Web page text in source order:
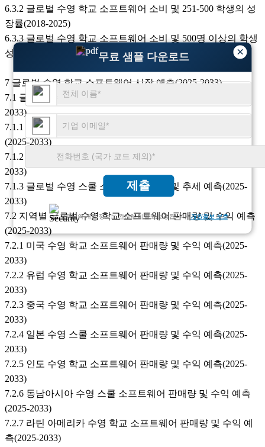
×
무료 샘플 다운로드
제출
고객님의 개인 정보는 완전히 비밀로 보장됩니다.개인정보 보호
6.3.2 글로벌 수영 학교 소프트웨어 소비 및 251-500 학생의 성
장률(2018-2025)
6.3.3 글로벌 수영 학교 소프트웨어 소비 및 500명 이상의 학생
성장률(2018-2025)
7 글로벌 수영 학교 소프트웨어 시장 예측(2025-2033)
7.1 글로벌 수영 학교 소프트웨어 판매량, 수익 예측(2025-
2033)
7.1.1 글로벌 수영 학교 소프트웨어 판매량 및 성장률 예측
(2025-2033)
7.1.2 글로벌 수영 학교 소프트웨어 수익 및 성장률 예측(2025-
2033)
7.1.3 글로벌 수영 스쿨 소프트웨어 가격 및 추세 예측(2025-
2033)
7.2 지역별 글로벌 수영 학교 소프트웨어 판매량 및 수익 예측
(2025-2033)
7.2.1 미국 수영 학교 소프트웨어 판매량 및 수익 예측(2025-
2033)
7.2.2 유럽 수영 학교 소프트웨어 판매량 및 수익 예측(2025-
2033)
7.2.3 중국 수영 학교 소프트웨어 판매량 및 수익 예측(2025-
2033)
7.2.4 일본 수영 스쿨 소프트웨어 판매량 및 수익 예측(2025-
2033)
7.2.5 인도 수영 학교 소프트웨어 판매량 및 수익 예측(2025-
2033)
7.2.6 동남아시아 수영 스쿨 소프트웨어 판매량 및 수익 예측
(2025-2033)
7.2.7 라틴 아메리카 수영 학교 소프트웨어 판매량 및 수익 예
측(2025-2033)